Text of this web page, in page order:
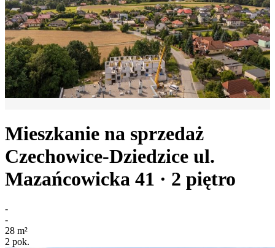
Mieszkanie na sprzedaż
Czechowice-Dziedzice ul.
Mazańcowicka 41 · 2 piętro
-
-
28 m²
2 pok.